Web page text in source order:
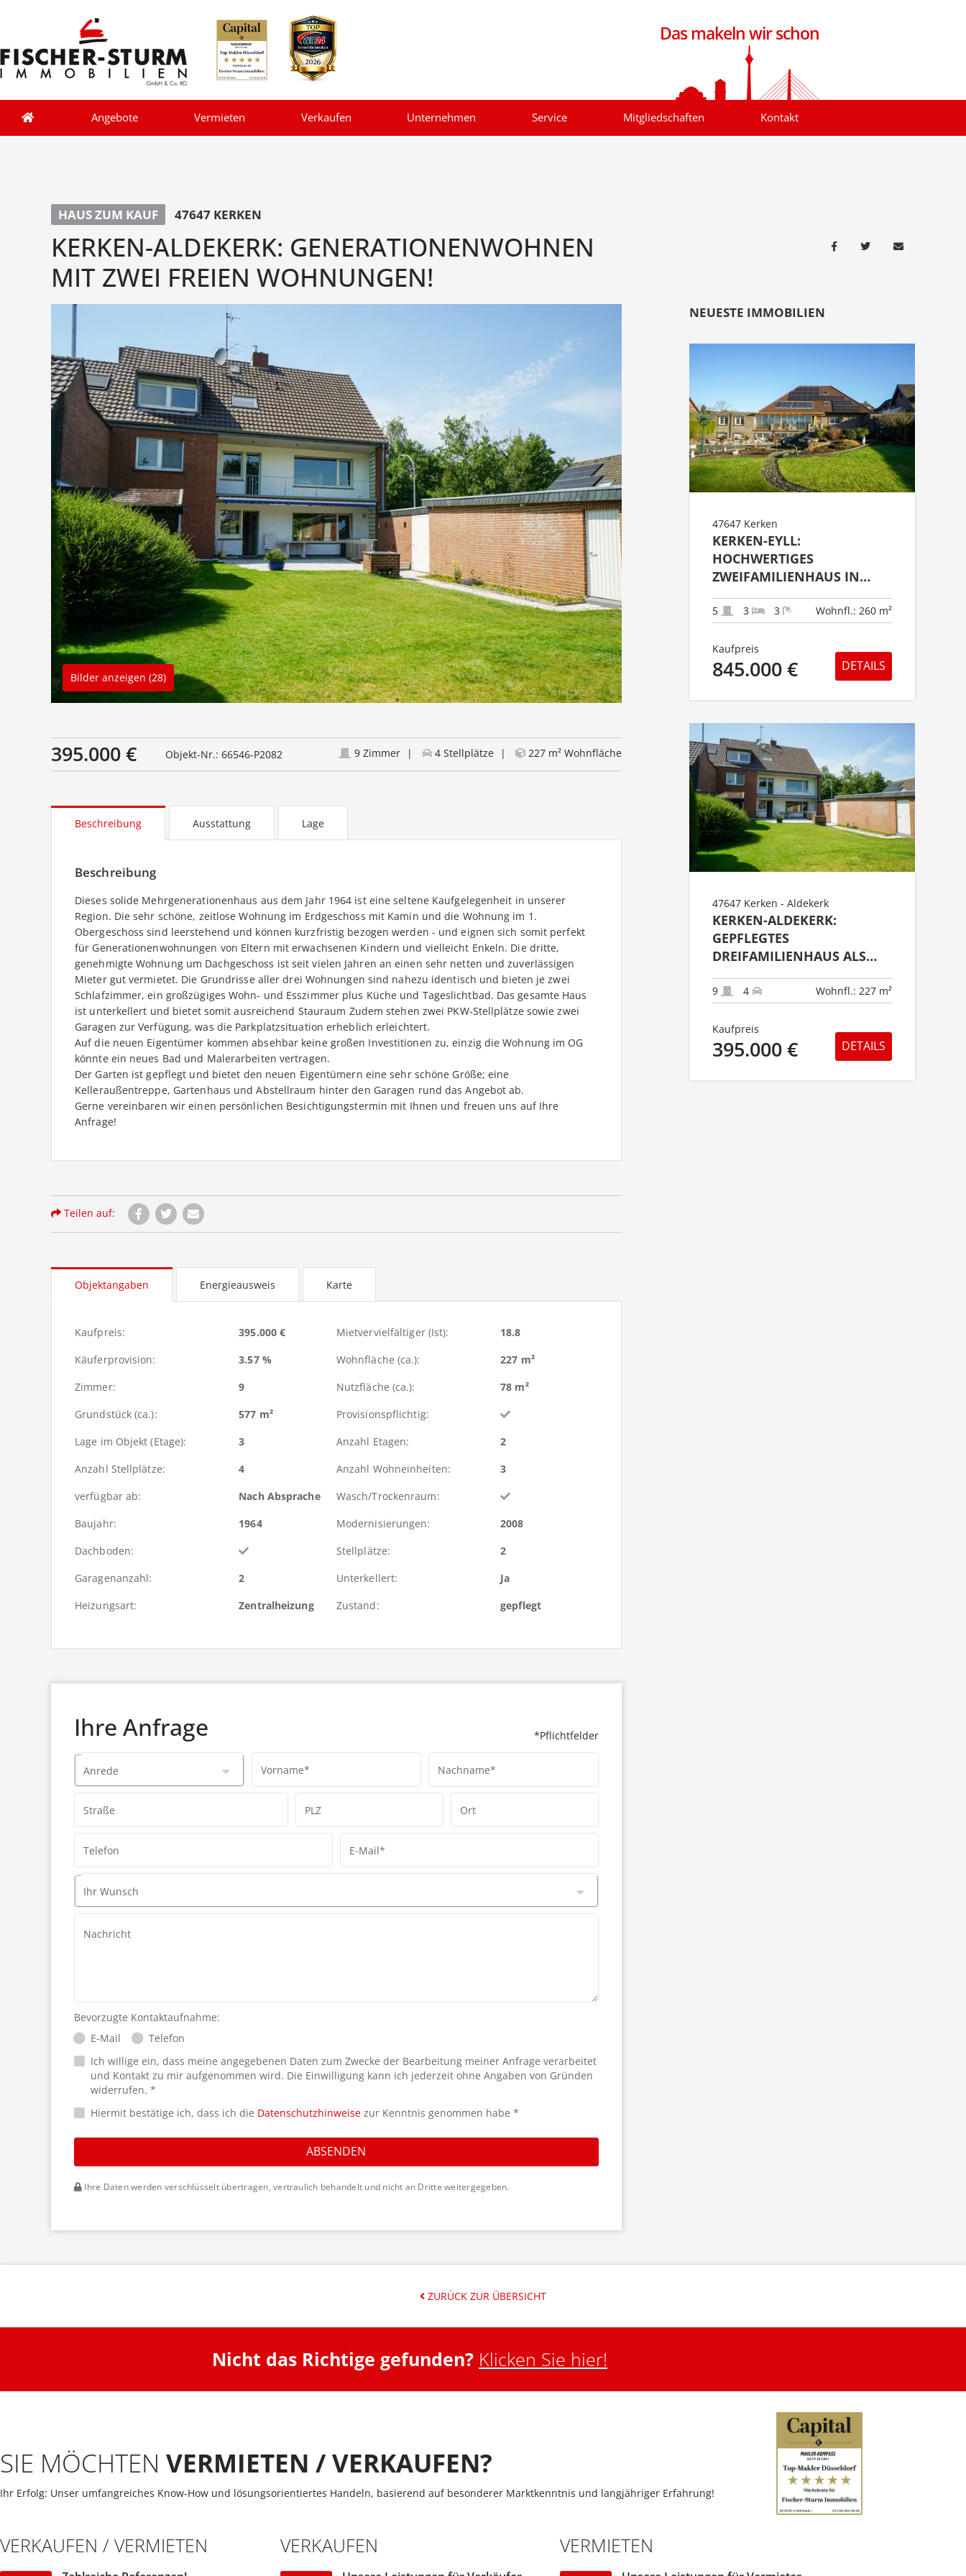
Das makeln wir schon
Angebote Vermieten Verkaufen Unternehmen Service Mitgliedschaften Kontakt
HAUS ZUM KAUF 47647 KERKEN
KERKEN-ALDEKERK: GENERATIONENWOHNEN
MIT ZWEI FREIEN WOHNUNGEN!
Bilder anzeigen (28)
395.000 € Objekt-Nr.: 66546-P2082 9 Zimmer 4 Stellplätze 227 m² Wohnfläche
Beschreibung Ausstattung Lage
Beschreibung
Dieses solide Mehrgenerationenhaus aus dem Jahr 1964 ist eine seltene Kaufgelegenheit in unserer
Region. Die sehr schöne, zeitlose Wohnung im Erdgeschoss mit Kamin und die Wohnung im 1.
Obergeschoss sind leerstehend und können kurzfristig bezogen werden - und eignen sich somit perfekt
für Generationenwohnungen von Eltern mit erwachsenen Kindern und vielleicht Enkeln. Die dritte,
genehmigte Wohnung um Dachgeschoss ist seit vielen Jahren an einen sehr netten und zuverlässigen
Mieter gut vermietet. Die Grundrisse aller drei Wohnungen sind nahezu identisch und bieten je zwei
Schlafzimmer, ein großzügiges Wohn- und Esszimmer plus Küche und Tageslichtbad. Das gesamte Haus
ist unterkellert und bietet somit ausreichend Stauraum Zudem stehen zwei PKW-Stellplätze sowie zwei
Garagen zur Verfügung, was die Parkplatzsituation erheblich erleichtert.
Auf die neuen Eigentümer kommen absehbar keine großen Investitionen zu, einzig die Wohnung im OG
könnte ein neues Bad und Malerarbeiten vertragen.
Der Garten ist gepflegt und bietet den neuen Eigentümern eine sehr schöne Größe; eine
Kelleraußentreppe, Gartenhaus und Abstellraum hinter den Garagen rund das Angebot ab.
Gerne vereinbaren wir einen persönlichen Besichtigungstermin mit Ihnen und freuen uns auf Ihre
Anfrage!
Teilen auf:
Objektangaben Energieausweis Karte
Kaufpreis: 395.000 € Mietvervielfältiger (Ist):
18.8
Käuferprovision:
3.57 % Wohnfläche (ca.):
227 m²
Zimmer:
9 Nutzfläche (ca.):
78 m²
Grundstück (ca.):
577 m²
Provisionspflichtig:
Lage im Objekt (Etage):
3 Anzahl Etagen:
2
Anzahl Stellplätze:
4 Anzahl Wohneinheiten:
3
verfügbar ab:
Nach Absprache
Wasch/Trockenraum:
Baujahr:
1964 Modernisierungen:
2008
Dachboden:
Stellplätze:
2
Garagenanzahl:
2 Unterkellert:
Ja
Heizungsart:
Zentralheizung Zustand: gepflegt
*Pflichtfelder
Ihre Anfrage
Anrede Vorname* Nachname*
Straße PLZ Ort
Telefon E-Mail*
Ihr Wunsch
Nachricht
Bevorzugte Kontaktaufnahme:
E-Mail
Telefon
Ich willige ein, dass meine angegebenen Daten zum Zwecke der Bearbeitung meiner Anfrage verarbeitet
und Kontakt zu mir aufgenommen wird. Die Einwilligung kann ich jederzeit ohne Angaben von Gründen
widerrufen. *
Hiermit bestätige ich, dass ich die Datenschutzhinweise zur Kenntnis genommen habe *
ABSENDEN
Ihre Daten werden verschlüsselt übertragen, vertraulich behandelt und nicht an Dritte weitergegeben.
NEUESTE IMMOBILIEN
47647 Kerken
KERKEN-EYLL:
HOCHWERTIGES
ZWEIFAMILIENHAUS IN
SCHÖNER LAGE MIT
TRAUMGRUNDSTÜCK
5 3 3 Wohnfl.: 260 m²
Kaufpreis
845.000 € DETAILS
47647 Kerken - Aldekerk
KERKEN-ALDEKERK:
GEPFLEGTES
DREIFAMILIENHAUS ALS
KAPITALANLAGE
9 4 Wohnfl.: 227 m²
Kaufpreis
395.000 € DETAILS
ZURÜCK ZUR ÜBERSICHT
Nicht das Richtige gefunden? Klicken Sie hier!
SIE MÖCHTEN VERMIETEN / VERKAUFEN?
Ihr Erfolg: Unser umfangreiches Know-How und lösungsorientiertes Handeln, basierend auf besonderer Marktkenntnis und langjähriger Erfahrung!
VERKAUFEN / VERMIETEN VERKAUFEN VERMIETEN